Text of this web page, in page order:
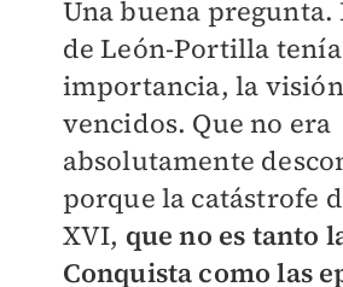
Una buena pregunta.
de León-Portilla
importancia, la
vencidos. Que no era
absolutamente
porque la catástrofe
XVI, que no es tanto
Conquista como las